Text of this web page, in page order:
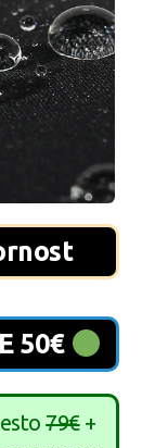
50€
79€+